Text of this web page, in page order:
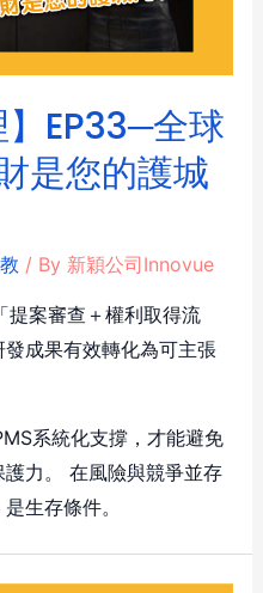
】EP33─全球
是您的護城
/ By 新穎公司Innovue
提案審查＋權利取得流
成果有效轉化為可主張
系統化支撐，才能避免
力。 在風險與競爭並存
生存條件。